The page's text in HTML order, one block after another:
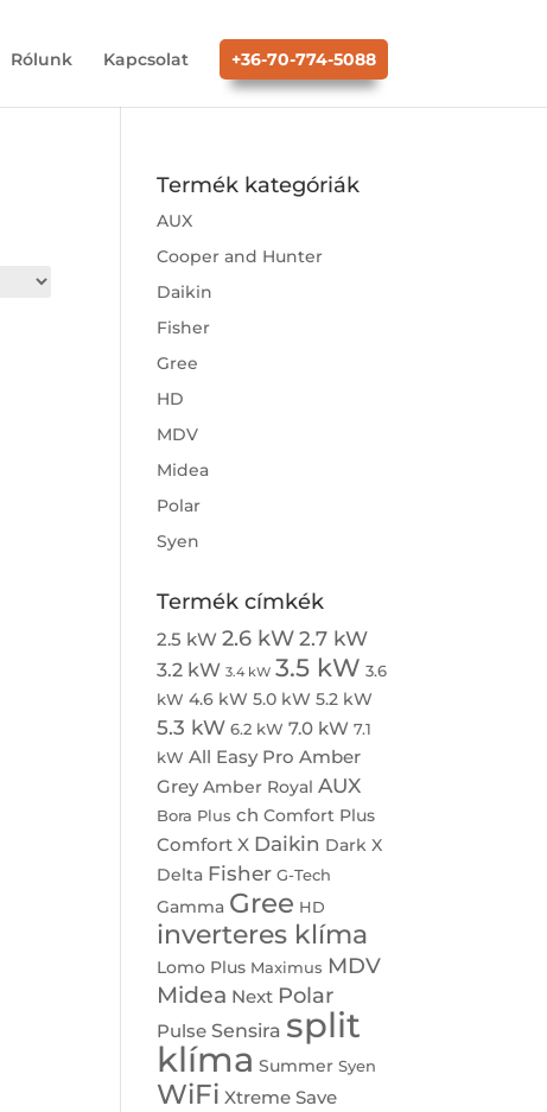
Rólunk Kapcsolat +36-70-774-5088
Termék kategóriák
AUX
Cooper and Hunter
Daikin
Fisher
Gree
HD
MDV
Midea
Polar
Syen
Termék címkék
2.5 kW 2.6 kW2.7 kW
3.2 kW 3.4 kW 3.5 kW 3.6
kW 4.6 kW 5.0 kW 5.2 kW
5.3 kW 6.2 kW 7.0 kW 7.1
kW All Easy Pro Amber
Grey Amber Royal AUX
Bora Plus ch Comfort Plus
Comfort X Daikin Dark X
Delta Fisher G-Tech
Gamma Gree HD
inverteres klíma
Lomo Plus Maximus MDV
Midea Next Polar
Pulse Sensira split
klíma Summer Syen
WiFi Xtreme Save